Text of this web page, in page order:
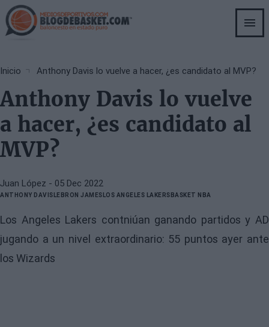
Skip
to
main
Breadcrumb
Inicio Anthony Davis lo vuelve a hacer, ¿es candidato al MVP?
Anthony Davis lo vuelve
a hacer, ¿es candidato al
MVP?
Juan López - 05 Dec 2022
ANTHONY DAVISLEBRON JAMESLOS ANGELES LAKERSBASKET NBA
Los Angeles Lakers contniúan ganando partidos y AD
jugando a un nivel extraordinario: 55 puntos ayer ante
los Wizards